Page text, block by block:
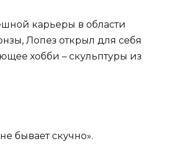
карьеры в области
Лопез открыл для себя
хобби – скульптуры из
бывает скучно».